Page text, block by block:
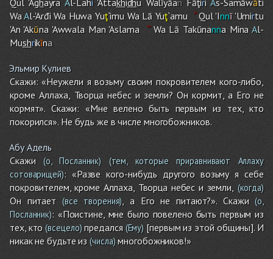
WaAl-'Arđi Wa Huwa Yuţ`imu Wa Lā Yuţ`amu Qul 'Innī'Umirtu
'An 'Akūna 'Awwala Man 'Aslama Wa Lā Takūnanna Mina Al-
Mushrikīna
Эльмир Кулиев
Скажи: «Неужели я возьму своим покровителем кого-либо,
кроме Аллаха, Творца небес и земли? Он кормит, а Его не
кормят». Скажи: «Мне велено быть первым из тех, кто
покорился». Не будь же в числе многобожников.
Абу Адель
Скажи(о, Посланник) (тем, которые приравнивают Аллаху
сотоварищей): «Разве кого-нибудь другого возьму я себе
покровителем, кроме Аллаха, Творца небес и земли, (когда)
Он питает (все творения) , а Его не питают?». Скажи(о,
Посланник): «Поистине, мне было повелено быть первым из
тех, кто (всецело)предался(Ему) [первым из этой общины]. И
никак не будьте из (числа)многобожников!»